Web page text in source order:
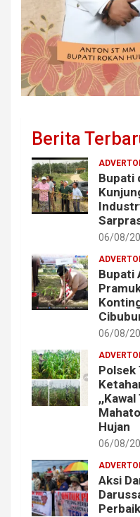
Berita
Bupati
06/08/
Bupati
06/08/
Polsek
Hujan
06/08/
Aksi